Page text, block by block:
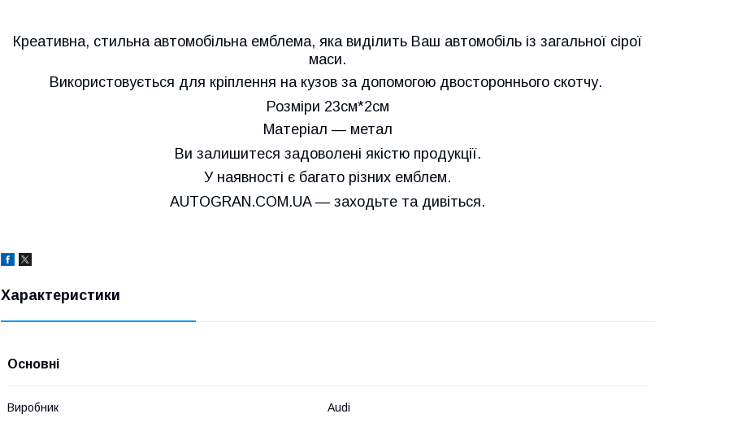
Креативна, стильна автомобільна емблема, яка виділить Ваш автомобіль із загальної сірої
маси.
Використовується для кріплення на кузов за допомогою двостороннього скотчу.
Розміри 23см*2см
Матеріал — метал
Ви залишитеся задоволені якістю продукції.
У наявності є багато різних емблем.
AUTOGRAN.COM.UA — заходьте та дивіться.
Характеристики
Основні
Виробник Audi